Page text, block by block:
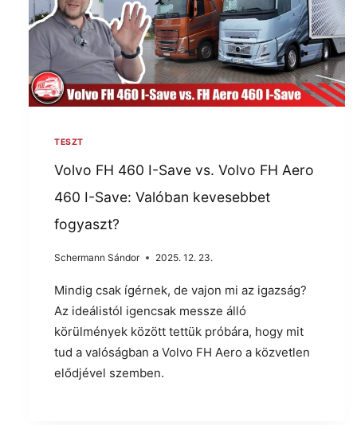
TESZT
Volvo FH 460 I-Save vs. Volvo FH Aero
460 I-Save: Valóban kevesebbet
fogyaszt?
Schermann Sándor 2025. 12. 23.
Mindig csak ígérnek, de vajon mi az igazság?
Az ideálistól igencsak messze álló
körülmények között tettük próbára, hogy mit
tud a valóságban a Volvo FH Aero a közvetlen
elődjével szemben.